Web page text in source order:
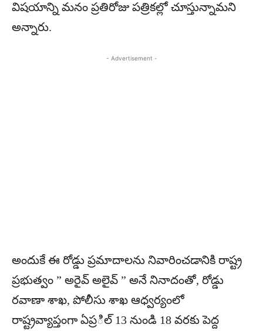
విషయాన్ని మనం ప్రతిరోజు పత్రికల్లో చూస్తున్నామని
అన్నారు.
- Advertisement -
అందుకే ఈ రోడ్డు ప్రమాదాలను నివారించడానికి రాష్ట్ర
ప్రభుత్వం ” అరైవ్ అలైవ్ ” అనే నినాదంతో, రోడ్డు
రవాణా శాఖ, పోలీసు శాఖ ఆధ్వర్యంలో
రాష్ట్రవ్యాప్తంగా ఏప్రిల్ 13 నుండి 18 వరకు పెద్ద